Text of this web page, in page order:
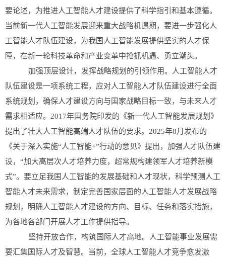
要论述，为推进人工智能人才建设提供了科学指引和基本遵循。
当前新一代人工智能发展迎来重大战略机遇期，要进一步强化人
工智能人才队伍建设，为我国人工智能发展提供坚实的人才保
障，在新一轮科技革命和产业变革中抢抓机遇、勇立潮头。
加强顶层设计，发挥战略规划的引领作用。人工智能人才
队伍建设是一项系统工程，应对人工智能人才队伍建设进行全面
系统规划，确保人才建设方向与国家战略目标一致，与未来人才
需求相适应。2017年国务院印发的《新一代人工智能发展规划》
提出了壮大人工智能高端人才队伍的要求。2025年8月发布的
《关于深入实施“人工智能+”行动的意见》提出，加强人才队伍建
设，“加大高层次人才培养力度，超常规构建领军人才培养新模
式”。要立足我国人工智能的发展基础和人才现状，科学预测人工
智能人才未来需求，制定完善国家层面的人工智能人才发展战略
规划，明确人工智能人才建设的方向、目标、任务和落实措施，
为各地各部门开展人才工作提供指导。
坚持开放合作，构筑国际人才高地。人工智能事业发展需
要汇集国际人才及智慧。当前，全球人工智能人才竞争愈发激